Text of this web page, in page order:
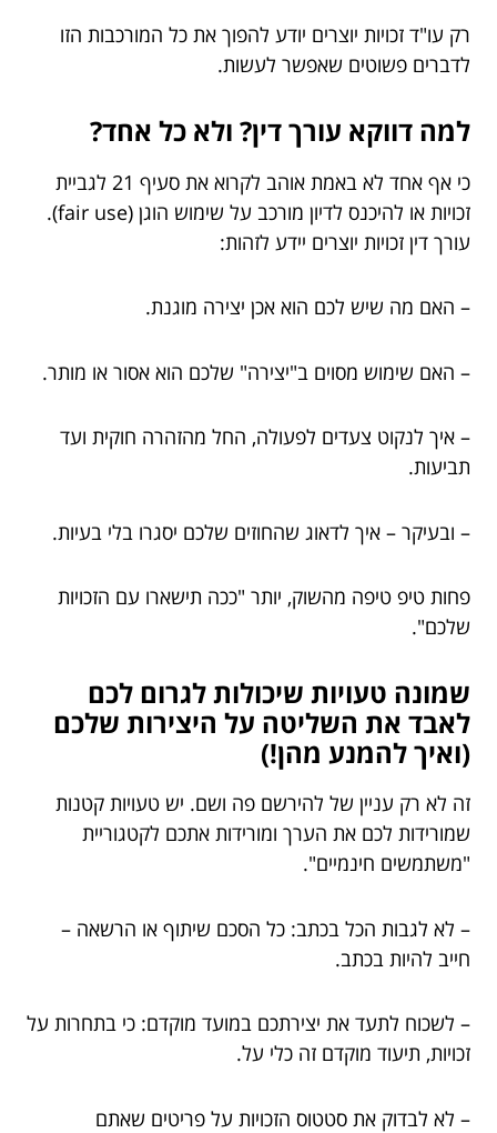
רק עו"ד זכויות יוצרים יודע להפוך את כל המורכבות הזו
לדברים פשוטים שאפשר לעשות.
למה דווקא עורך דין? ולא כל אחד?
כי אף אחד לא באמת אוהב לקרוא את סעיף 21 לגביית
זכויות או להיכנס לדיון מורכב על שימוש הוגן (fair use).
עורך דין זכויות יוצרים יידע לזהות:
– האם מה שיש לכם הוא אכן יצירה מוגנת.
– האם שימוש מסוים ב"יצירה" שלכם הוא אסור או מותר.
– איך לנקוט צעדים לפעולה, החל מהזהרה חוקית ועד
תביעות.
– ובעיקר – איך לדאוג שהחוזים שלכם יסגרו בלי בעיות.
פחות טיפ טיפה מהשוק, יותר "ככה תישארו עם הזכויות
שלכם".
שמונה טעויות שיכולות לגרום לכם
לאבד את השליטה על היצירות שלכם
(ואיך להמנע מהן!)
זה לא רק עניין של להירשם פה ושם. יש טעויות קטנות
שמורידות לכם את הערך ומורידות אתכם לקטגוריית
"משתמשים חינמיים".
– לא לגבות הכל בכתב: כל הסכם שיתוף או הרשאה –
חייב להיות בכתב.
– לשכוח לתעד את יצירתכם במועד מוקדם: כי בתחרות על
זכויות, תיעוד מוקדם זה כלי על.
– לא לבדוק את סטטוס הזכויות על פריטים שאתם